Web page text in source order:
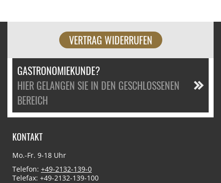
VERTRAG WIDERRUFEN
GASTRONOMIEKUNDE?
HIER GELANGEN SIE IN DEN GESCHLOSSENEN
BEREICH
KONTAKT
Mo.-Fr. 9-18 Uhr
Telefon: +49-2132-139-0
Telefax: +49-2132-139-100